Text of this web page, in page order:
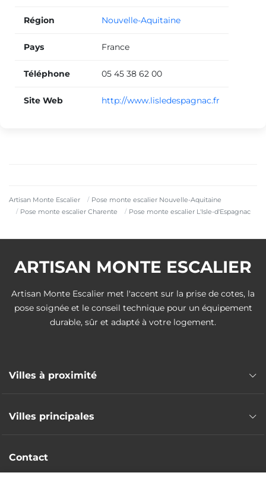
Artisan Monte Escalier
Pose monte escalier Nouvelle-Aquitaine
Pose monte escalier Charente
Pose monte escalier L'Isle-d'Espagnac
Région Nouvelle-Aquitaine
Pays France
Téléphone 05 45 38 62 00
Site Web http://www.lisledespagnac.fr
ARTISAN MONTE ESCALIER
Artisan Monte Escalier met l'accent sur la prise de cotes, la
pose soignée et le conseil technique pour un équipement
durable, sûr et adapté à votre logement.
Villes à proximité
Pose monte escalier Gond-Pontouvre
Villes principales
Contact